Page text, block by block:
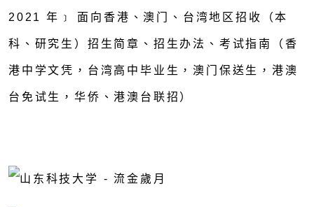
2021 年﹞ 面向香港、澳门、台湾地区招收（本
科、研究生）招生简章、招生办法、考试指南（香
港中学文凭，台湾高中毕业生，澳门保送生，港澳
台免试生，华侨、港澳台联招）